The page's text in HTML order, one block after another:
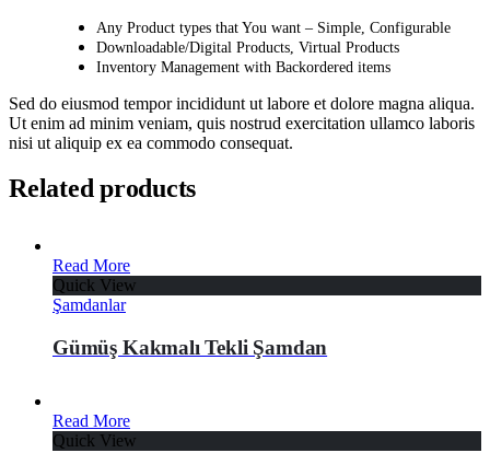
Any Product types that You want – Simple, Configurable
Downloadable/Digital Products, Virtual Products
Inventory Management with Backordered items
Sed do eiusmod tempor incididunt ut labore et dolore magna aliqua.
Ut enim ad minim veniam, quis nostrud exercitation ullamco laboris
nisi ut aliquip ex ea commodo consequat.
Related products
Read More
Quick View
Şamdanlar
Gümüş Kakmalı Tekli Şamdan
Read More
Quick View